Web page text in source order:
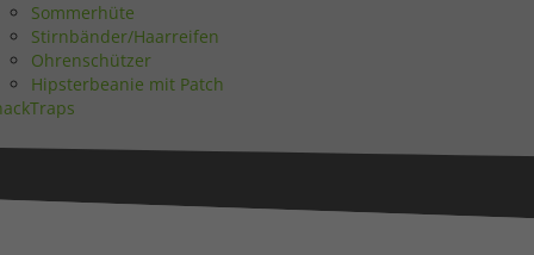
Sommerhüte
Stirnbänder/Haarreifen
Ohrenschützer
Hipsterbeanie mit Patch
Statistiken